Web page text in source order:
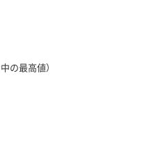
の最高値）